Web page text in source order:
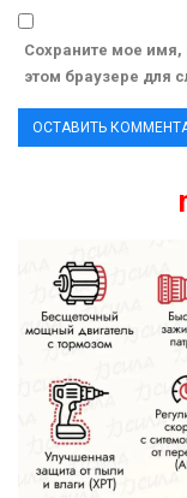
Сохраните мое имя,
этом браузере для